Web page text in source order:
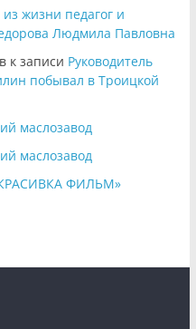
жизни педагог и
Людмила Павловна
к записи Руководитель
побывал в Троицкой
маслозавод
маслозавод
ФИЛЬМ»